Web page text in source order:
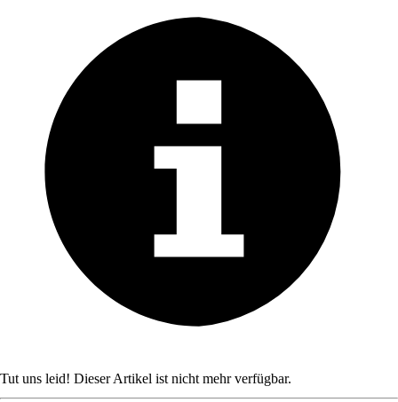
Tut uns leid! Dieser Artikel ist nicht mehr verfügbar.